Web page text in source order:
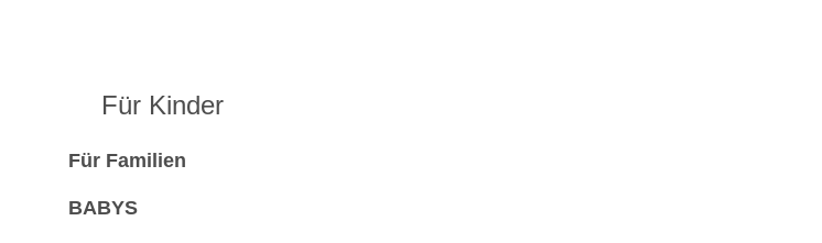
Für Kinder
Für Familien
BABYS